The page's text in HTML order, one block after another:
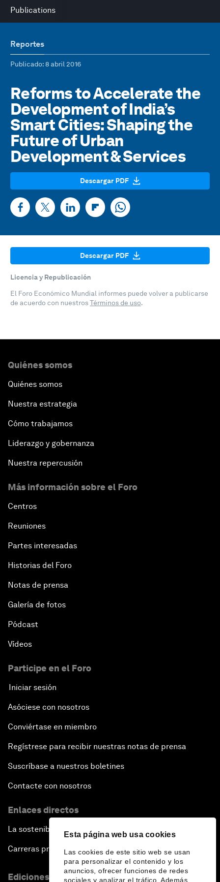
Esta página web usa cookies
Las cookies de este sitio web se usan
para personalizar el contenido y los
anuncios, ofrecer funciones de redes
sociales y analizar el tráfico. Además,
Publications
Reportes
Publicado: 8 abril 2016
Reforms to Accelerate the
Development of India’s
Smart Cities: Shaping the
Future of Urban
Development & Services
Descargar PDF
Descargar PDF
Licencia y Republicación
El Foro Económico Mundial informes puede volver a publicarse
de acuerdo con nuestrosTérminos de uso.
Quiénes somos
Quiénes somos
Nuestra estrategia
Cómo trabajamos
Liderazgo y gobernanza
Nuestra repercusión
Más información sobre el Foro
Centros
Reuniones
Partes interesadas
Historias del Foro
Notas de prensa
Galería de fotos
Pódcast
Vídeos
Participe en el Foro
Iniciar sesión
Asóciese con nosotros
Conviértase en miembro
Regístrese para recibir nuestras notas de prensa
Suscríbase a nuestros boletines
Contacte con nosotros
Enlaces directos
La sostenibilidad en el Foro
Carreras profesionales
Ediciones en otros idiomas